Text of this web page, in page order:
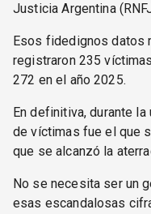
Justicia Argentina
Esos fidedignos datos
registraron 235
272 en el año 2025.
En definitiva, durante
de víctimas fue el que
que se alcanzó la
No se necesita ser un
esas escandalosas